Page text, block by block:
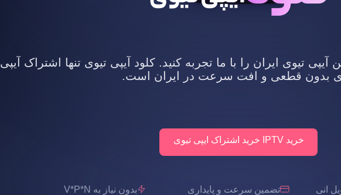
تیوی ایران را با ما تجربه کنید. کلود آیپی تیوی تنها اشتراک آیپی
بدون قطعی و افت سرعت در ایران است.
خرید IPTV خرید اشتراک ایپی تیوی
تضمین سرعت و پایداری بدون نیاز به V*P*N